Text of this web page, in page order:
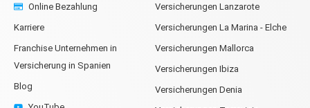
Online Bezahlung
Karriere
Franchise Unternehmen in
Versicherung in Spanien
Blog
Versicherungen Lanzarote
Versicherungen La Marina - Elche
Versicherungen Mallorca
Versicherungen Ibiza
Versicherungen Denia